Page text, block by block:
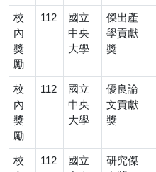
校
內
獎
勵
112
國立
中央
大學
傑出產
學貢獻
獎
校
內
獎
勵
112
國立
中央
大學
優良論
文貢獻
獎
校
112
國立
研究傑